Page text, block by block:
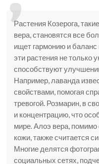
Растения Козерога,
вера, становятся все
ищет гармонию и
эти растения не только
способствуют
Например, лаванда
свойствами, помогая
тревогой. Розмарин, в
и концентрацию, что
мире. Алоэ вера,
кожи, также считается
Многие делятся
социальных сетях,